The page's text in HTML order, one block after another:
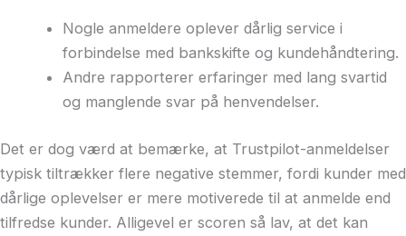
Nogle anmeldere oplever dårlig service i
forbindelse med bankskifte og kundehåndtering.
Andre rapporterer erfaringer med lang svartid
og manglende svar på henvendelser.
Det er dog værd at bemærke, at Trustpilot-anmeldelser
typisk tiltrækker flere negative stemmer, fordi kunder med
dårlige oplevelser er mere motiverede til at anmelde end
tilfredse kunder. Alligevel er scoren så lav, at det kan